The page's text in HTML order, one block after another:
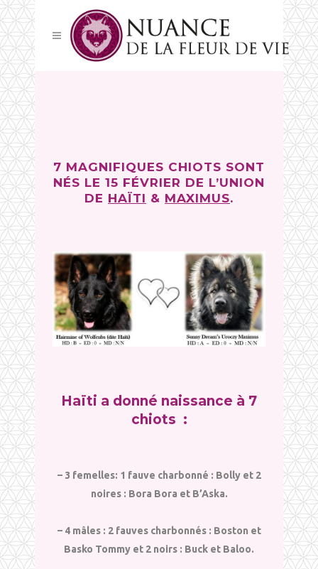
7 MAGNIFIQUES CHIOTS SONT
NÉS LE 15 FÉVRIER DE L’UNION
DE HAÏTI & MAXIMUS.
Haïti a donné naissance à 7
chiots :
– 3 femelles: 1 fauve charbonné : Bolly et 2
noires : Bora Bora et B’Aska.
– 4 mâles : 2 fauves charbonnés : Boston et
Basko Tommy et 2 noirs : Buck et Baloo.